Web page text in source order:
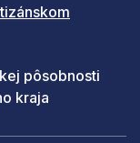
pôsobnosti
kraja